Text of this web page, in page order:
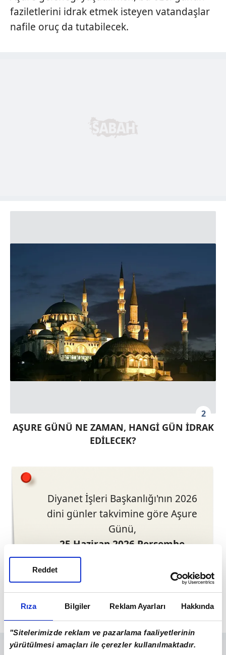
Rıza Bilgiler Reklam Ayarları Hakkında
"Sitelerimizde reklam ve pazarlama faaliyetlerinin
yürütülmesi amaçları ile çerezler kullanılmaktadır.
Reddet
faziletlerini idrak etmek isteyen vatandaşlar
nafile oruç da tutabilecek.
2
AŞURE GÜNÜ NE ZAMAN, HANGİ GÜN İDRAK
EDİLECEK?
Diyanet İşleri Başkanlığı'nın 2026
dini günler takvimine göre Aşure
Günü,
25 Haziran 2026 Perşembe
günü idrak edilecek. Bu tarih, hicri
takvimde 10 Muharrem 1448
gününe denk geliyor.